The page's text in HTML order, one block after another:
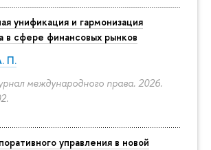
унификация и гармонизация
в сфере финансовых рынков
П.
международного права. 2026.
управления в новой